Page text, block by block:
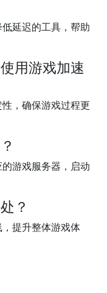
延迟的工具，帮助
用游戏加速
，确保游戏过程更
游戏服务器，启动
？
提升整体游戏体